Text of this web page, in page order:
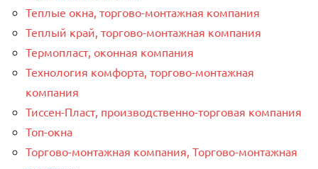
Теплые окна, торгово-монтажная компания
Теплый край, торгово-монтажная компания
Термопласт, оконная компания
Технология комфорта, торгово-монтажная
компания
Тиссен-Пласт, производственно-торговая компания
Топ-окна
Торгово-монтажная компания, Торгово-монтажная